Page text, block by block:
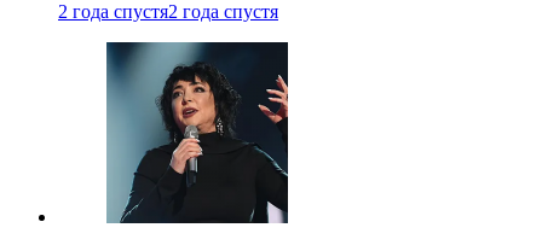
2 года спустя2 года спустя